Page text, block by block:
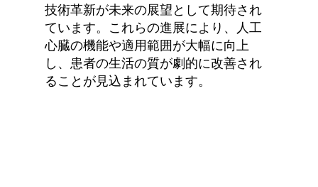
技術革新が未来の展望として期待され
ています。これらの進展により、人工
心臓の機能や適用範囲が大幅に向上
し、患者の生活の質が劇的に改善され
ることが見込まれています。